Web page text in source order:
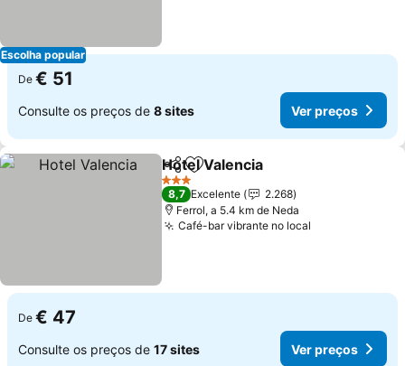
Escolha popular
De € 51
Consulte os preços de 8 sites Ver preços
PartilharAdicionar aos favoritos
Hotel Valencia
3 Estrelas
8,7 Excelente
2.268
Ferrol, a 5.4 km de Neda
Café-bar vibrante no local
De € 47
Consulte os preços de 17 sites Ver preços